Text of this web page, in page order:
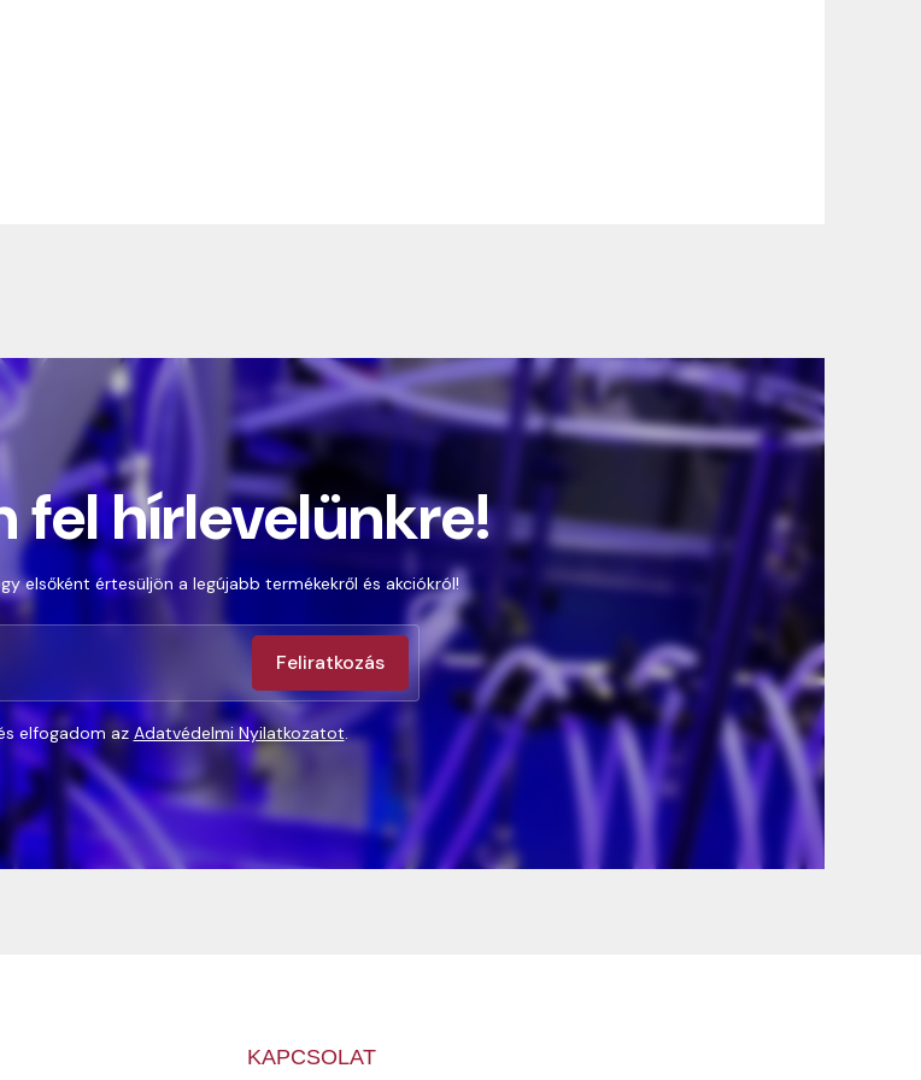
fel hírlevelünkre!
elsőként értesüljön a legújabb termékekről és akciókról!
Feliratkozás
elfogadom azAdatvédelmi Nyilatkozatot.
KAPCSOLAT